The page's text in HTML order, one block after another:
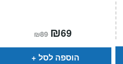
₪89 המחיר
המקורי
היה:
₪89.
₪69
הוא:
הוספה לסל